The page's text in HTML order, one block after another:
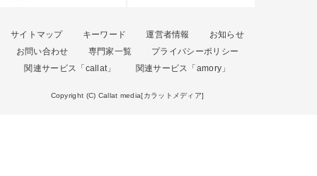
サイトマップ キーワード 運営者情報
お知らせ
お問い合わせ
専門家一覧
プライバシーポリシー
関連サービス「callat」
関連サービス「amory」
Copyright (C) Callat media[カラットメディア]